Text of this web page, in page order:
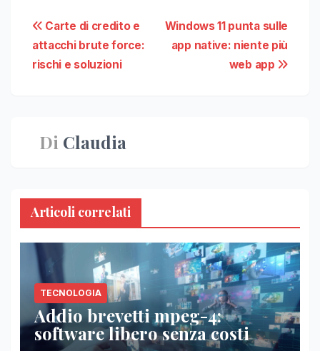
Navigazione
articoli
Windows 11 punta sulle
app native: niente più
web app
Carte di credito e
attacchi brute force:
rischi e soluzioni
Di Claudia
Articoli correlati
TECNOLOGIA
Addio brevetti mpeg-4:
software libero senza costi